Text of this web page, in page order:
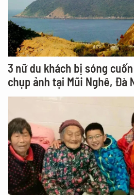
3 nữ du khách bị sóng
chụp ảnh tại Mũi Nghê, Đà